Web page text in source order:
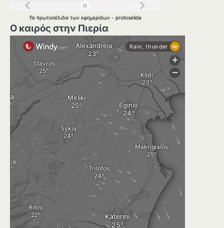
Τα πρωτοσέλιδα των εφημερίδων - protoselida
Ο καιρός στην Πιερία